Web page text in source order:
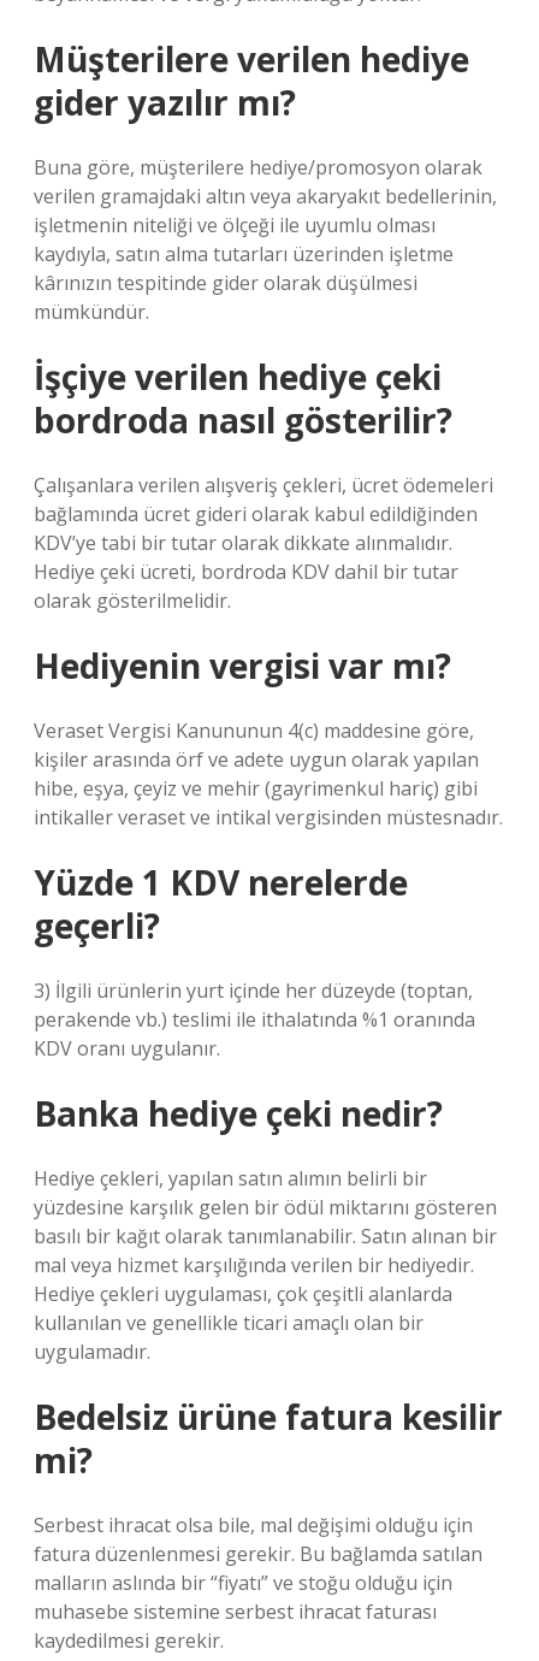
Müşterilere verilen hediye
gider yazılır mı?
Buna göre, müşterilere hediye/promosyon olarak
verilen gramajdaki altın veya akaryakıt bedellerinin,
işletmenin niteliği ve ölçeği ile uyumlu olması
kaydıyla, satın alma tutarları üzerinden işletme
kârınızın tespitinde gider olarak düşülmesi
mümkündür.
İşçiye verilen hediye çeki
bordroda nasıl gösterilir?
Çalışanlara verilen alışveriş çekleri, ücret ödemeleri
bağlamında ücret gideri olarak kabul edildiğinden
KDV’ye tabi bir tutar olarak dikkate alınmalıdır.
Hediye çeki ücreti, bordroda KDV dahil bir tutar
olarak gösterilmelidir.
Hediyenin vergisi var mı?
Veraset Vergisi Kanununun 4(c) maddesine göre,
kişiler arasında örf ve adete uygun olarak yapılan
hibe, eşya, çeyiz ve mehir (gayrimenkul hariç) gibi
intikaller veraset ve intikal vergisinden müstesnadır.
Yüzde 1 KDV nerelerde
geçerli?
3) İlgili ürünlerin yurt içinde her düzeyde (toptan,
perakende vb.) teslimi ile ithalatında %1 oranında
KDV oranı uygulanır.
Banka hediye çeki nedir?
Hediye çekleri, yapılan satın alımın belirli bir
yüzdesine karşılık gelen bir ödül miktarını gösteren
basılı bir kağıt olarak tanımlanabilir. Satın alınan bir
mal veya hizmet karşılığında verilen bir hediyedir.
Hediye çekleri uygulaması, çok çeşitli alanlarda
kullanılan ve genellikle ticari amaçlı olan bir
uygulamadır.
Bedelsiz ürüne fatura kesilir
mi?
Serbest ihracat olsa bile, mal değişimi olduğu için
fatura düzenlenmesi gerekir. Bu bağlamda satılan
malların aslında bir “fiyatı” ve stoğu olduğu için
muhasebe sistemine serbest ihracat faturası
kaydedilmesi gerekir.